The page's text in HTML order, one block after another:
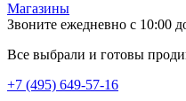
Магазины
Звоните ежедневно с 10:00
Все выбрали и готовы
+7 (495) 649-57-16